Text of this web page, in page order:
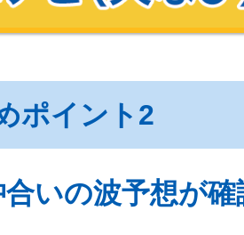
ポイント2
合いの波予想が